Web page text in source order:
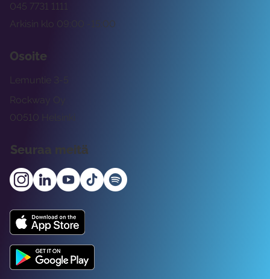
Arkisin klo 09:00 -15:00
045 7731 1111
Osoite
Rockway Oy
Lemuntie 3-5
00510 Helsinki
Seuraa meitä